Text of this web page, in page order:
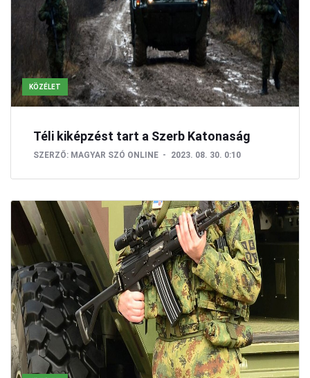
KÖZÉLET
Téli kiképzést tart a Szerb Katonaság
SZERZŐ: MAGYAR SZÓ ONLINE 2023. 08. 30. 0:10